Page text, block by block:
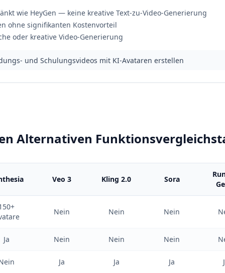
wie HeyGen — keine kreative Text-zu-Video-Generierung
ohne signifikanten Kostenvorteil
oder kreative Video-Generierung
und Schulungsvideos mit KI-Avataren erstellen
Alternativen
Veo 3 Kling 2.0 Sora
Nein Nein Nein
Ja Nein Nein Nein
Ja Ja Ja